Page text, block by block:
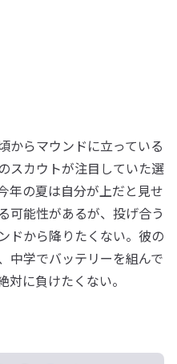
からマウンドに立っている
スカウトが注目していた選
年の夏は自分が上だと見せ
可能性があるが、投げ合う
ドから降りたくない。彼の
中学でバッテリーを組んで
に負けたくない。